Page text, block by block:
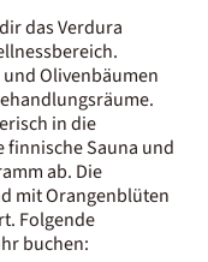
das Verdura
Olivenbäumen
in die
Sauna und
ab. Die
mit Orangenblüten
Folgende
buchen: